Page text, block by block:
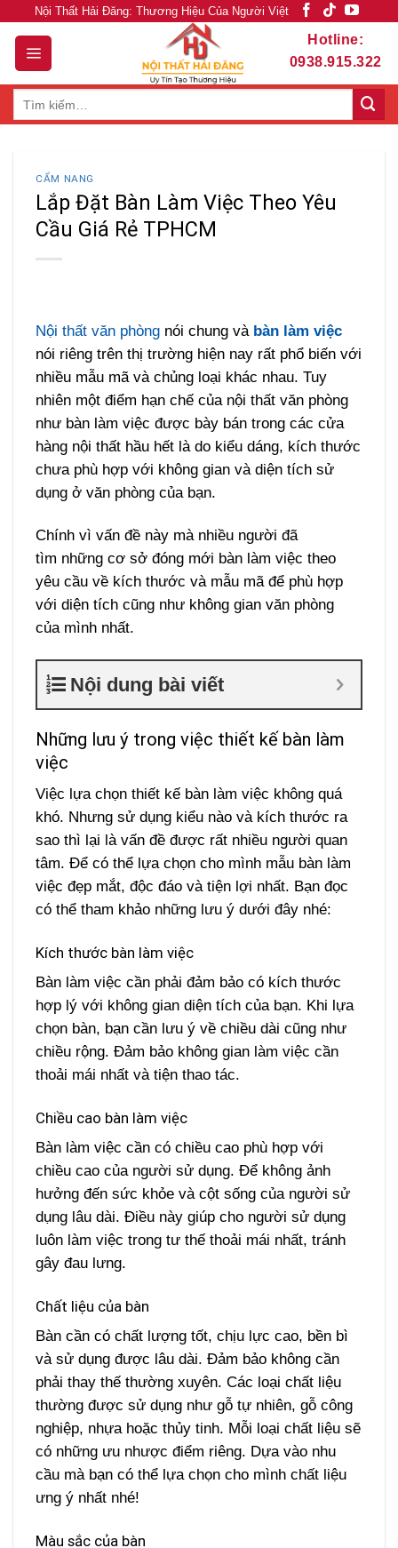
content
Nội Thất Hải Đăng: Thương Hiệu Của Người Việt
Hotline:
0938.915.322
CẨM NANG
Lắp Đặt Bàn Làm Việc Theo Yêu
Cầu Giá Rẻ TPHCM
Nội thất văn phòng nói chung và bàn làm việc
nói riêng trên thị trường hiện nay rất phổ biến với
nhiều mẫu mã và chủng loại khác nhau. Tuy
nhiên một điểm hạn chế của nội thất văn phòng
như bàn làm việc được bày bán trong các cửa
hàng nội thất hầu hết là do kiểu dáng, kích thước
chưa phù hợp với không gian và diện tích sử
dụng ở văn phòng của bạn.
Chính vì vấn đề này mà nhiều người đã
tìm những cơ sở đóng mới bàn làm việc theo
yêu cầu về kích thước và mẫu mã để phù hợp
với diện tích cũng như không gian văn phòng
của mình nhất.
Nội dung bài viết
Những lưu ý trong việc thiết kế bàn làm
việc
Việc lựa chọn thiết kế bàn làm việc không quá
khó. Nhưng sử dụng kiểu nào và kích thước ra
sao thì lại là vấn đề được rất nhiều người quan
tâm. Để có thể lựa chọn cho mình mẫu bàn làm
việc đẹp mắt, độc đáo và tiện lợi nhất. Bạn đọc
có thể tham khảo những lưu ý dưới đây nhé:
Kích thước bàn làm việc
Bàn làm việc cần phải đảm bảo có kích thước
hợp lý với không gian diện tích của bạn. Khi lựa
chọn bàn, bạn cần lưu ý về chiều dài cũng như
chiều rộng. Đảm bảo không gian làm việc cần
thoải mái nhất và tiện thao tác.
Chiều cao bàn làm việc
Bàn làm việc cần có chiều cao phù hợp với
chiều cao của người sử dụng. Để không ảnh
hưởng đến sức khỏe và cột sống của người sử
dụng lâu dài. Điều này giúp cho người sử dụng
luôn làm việc trong tư thế thoải mái nhất, tránh
gây đau lưng.
Chất liệu của bàn
Bàn cần có chất lượng tốt, chịu lực cao, bền bì
và sử dụng được lâu dài. Đảm bảo không cần
phải thay thế thường xuyên. Các loại chất liệu
thường được sử dụng như gỗ tự nhiên, gỗ công
nghiệp, nhựa hoặc thủy tinh. Mỗi loại chất liệu sẽ
có những ưu nhược điểm riêng. Dựa vào nhu
cầu mà bạn có thể lựa chọn cho mình chất liệu
ưng ý nhất nhé!
Màu sắc của bàn